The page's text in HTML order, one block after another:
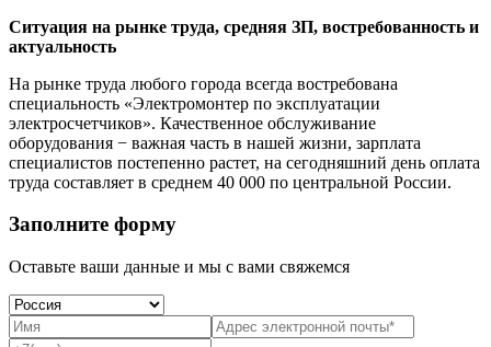
Ситуация на рынке труда, средняя ЗП, востребованность и
актуальность
На рынке труда любого города всегда востребована
специальность «Электромонтер по эксплуатации
электросчетчиков». Качественное обслуживание
оборудования − важная часть в нашей жизни, зарплата
специалистов постепенно растет, на сегодняшний день оплата
труда составляет в среднем 40 000 по центральной России.
Заполните форму
Оставьте ваши данные и мы с вами свяжемся